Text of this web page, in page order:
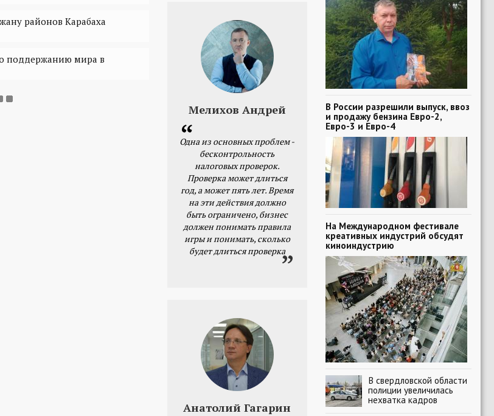
районов Карабаха
поддержанию мира в
Мелихов Андрей
Одна из основных проблем -
бесконтрольность
налоговых проверок.
Проверка может длиться
год, а может пять лет. Время
на эти действия должно
быть ограничено, бизнес
должен понимать правила
игры и понимать, сколько
будет длиться проверка
Анатолий Гагарин
В России разрешили выпуск, ввоз
и продажу бензина Евро-2,
Евро-3 и Евро-4
На Международном фестивале
креативных индустрий обсудят
киноиндустрию
В свердловской области
полиции увеличилась
нехватка кадров